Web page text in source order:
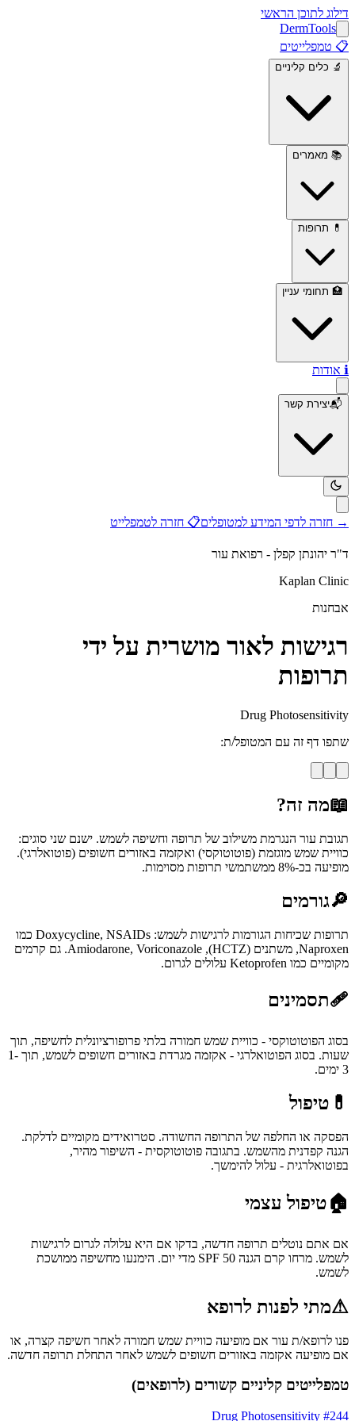
דילוג לתוכן הראשי
DermTools
📋 טמפלייטים
🔬 כלים קליניים
📚 מאמרים
💊 תרופות
🏥 תחומי עניין
ℹ️ אודות
📬יצירת קשר
→ חזרה לדפי המידע למטופלים📋 חזרה לטמפלייט
ד"ר יהונתן קפלן - רפואת עור
Kaplan Clinic
אבחנות
רגישות לאור מושרית על ידי
תרופות
Drug Photosensitivity
שתפו דף זה עם המטופל/ת:
📖מה זה?
תגובת עור הנגרמת משילוב של תרופה וחשיפה לשמש. ישנם שני סוגים:
כוויית שמש מוגזמת (פוטוטוקסי) ואקזמה באזורים חשופים (פוטואלרגי).
מופיעה בכ-8% ממשתמשי תרופות מסוימות.
🔎גורמים
תרופות שכיחות הגורמות לרגישות לשמש: Doxycycline, NSAIDs כמו
Naproxen, משתנים (HCTZ), Amiodarone, Voriconazole. גם קרמים
מקומיים כמו Ketoprofen עלולים לגרום.
🩹תסמינים
בסוג הפוטוטוקסי - כוויית שמש חמורה בלתי פרופורציונלית לחשיפה, תוך
שעות. בסוג הפוטואלרגי - אקזמה מגרדת באזורים חשופים לשמש, תוך 1-
3 ימים.
💊 טיפול
הפסקה או החלפה של התרופה החשודה. סטרואידים מקומיים לדלקת.
הגנה קפדנית מהשמש. בתגובה פוטוטוקסית - השיפור מהיר,
בפוטואלרגית - עלול להימשך.
🏠טיפול עצמי
אם אתם נוטלים תרופה חדשה, בדקו אם היא עלולה לגרום לרגישות
לשמש. מרחו קרם הגנה SPF 50 מדי יום. הימנעו מחשיפה ממושכת
לשמש.
⚠מתי לפנות לרופא
פנו לרופא/ת עור אם מופיעה כוויית שמש חמורה לאחר חשיפה קצרה, או
אם מופיעה אקזמה באזורים חשופים לשמש לאחר התחלת תרופה חדשה.
טמפלייטים קליניים קשורים (לרופאים)
#244
Drug Photosensitivity